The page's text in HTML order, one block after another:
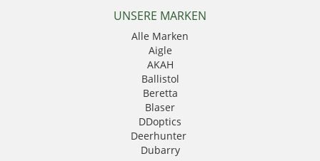
UNSERE MARKEN
Alle Marken
Aigle
AKAH
Ballistol
Beretta
Blaser
DDoptics
Deerhunter
Dubarry